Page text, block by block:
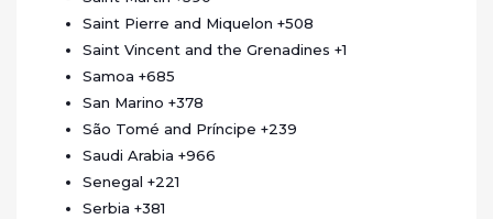
Saint Pierre and Miquelon +508
Saint Vincent and the Grenadines +1
Samoa +685
San Marino +378
São Tomé and Príncipe +239
Saudi Arabia +966
Senegal +221
Serbia +381